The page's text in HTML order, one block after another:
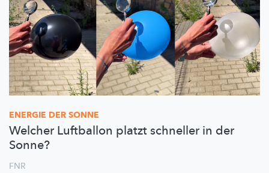
ENERGIE DER SONNE
Welcher Luftballon platzt schneller in der
Sonne?
FNR